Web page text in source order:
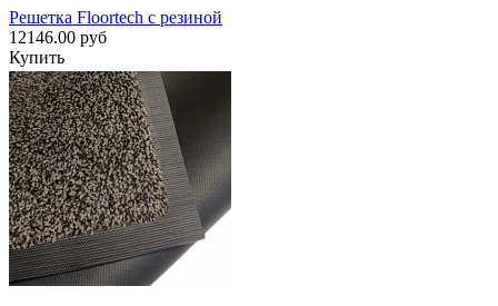
Решетка Floortech с резиной
12146.00 руб
Купить